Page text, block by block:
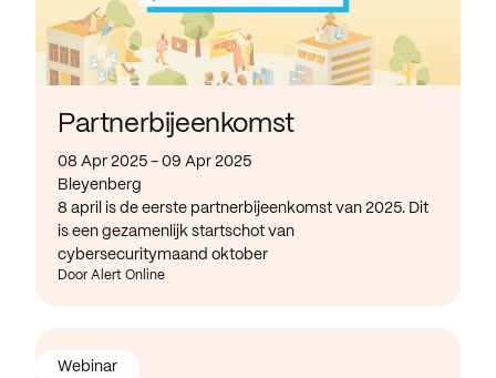
Partnerbijeenkomst
08 Apr 2025 - 09 Apr 2025
Bleyenberg
8 april is de eerste partnerbijeenkomst van 2025. Dit
is een gezamenlijk startschot van
cybersecuritymaand oktober
Door Alert Online
Webinar